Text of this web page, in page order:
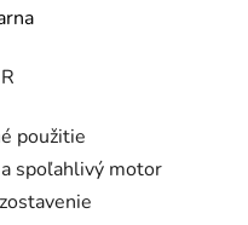
použitie
spoľahlivý motor